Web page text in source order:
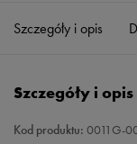
Szczegóły i opis
Szczegóły i opis
Kod produktu: 0011G-